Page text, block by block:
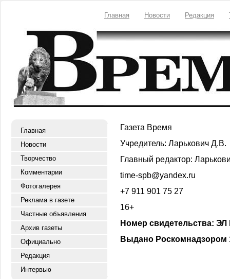
Главная Новости Редакция
Главная
Новости
Творчество
Комментарии
Фотогалерея
Реклама в газете
Частные объявления
Архив газеты
Официально
Редакция
Интервью
Газета Время
Учредитель: Ларькович Д.В.
Главный редактор:
time-spb@yandex.ru
+7 911 901 75 27
16+
Номер свидетельства:
Выдано Роскомнадзором